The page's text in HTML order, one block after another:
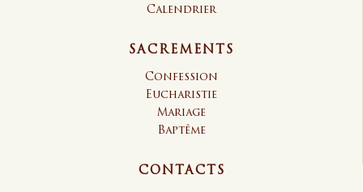
Calendrier
SACREMENTS
Confession
Eucharistie
Mariage
Baptême
CONTACTS